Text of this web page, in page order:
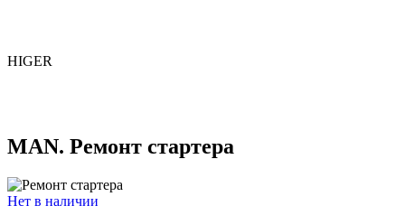
HIGER
MAN. Ремонт стартера
Нет в наличии